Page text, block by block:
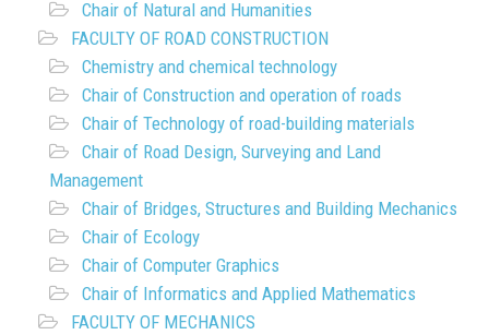
Chair of Natural and Humanities
FACULTY OF ROAD CONSTRUCTION
Chemistry and chemical technology
Chair of Construction and operation of roads
Chair of Technology of road-building materials
Chair of Road Design, Surveying and Land
Management
Chair of Bridges, Structures and Building Mechanics
Chair of Ecology
Chair of Computer Graphics
Chair of Informatics and Applied Mathematics
FACULTY OF MECHANICS